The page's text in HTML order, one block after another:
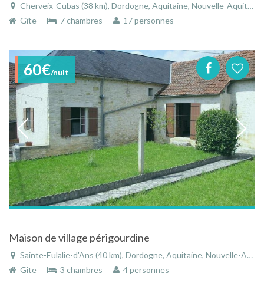
Cherveix-Cubas (38 km), Dordogne, Aquitaine, Nouvelle-Aquitaine, France
Gîte
7 chambres 17 personnes
60€/nuit
Maison de village périgourdine
Sainte-Eulalie-d'Ans (40 km), Dordogne, Aquitaine, Nouvelle-Aquitaine, France
Gîte
3 chambres 4 personnes